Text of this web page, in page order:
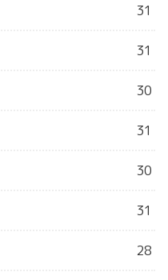
31
31
30
31
30
31
28